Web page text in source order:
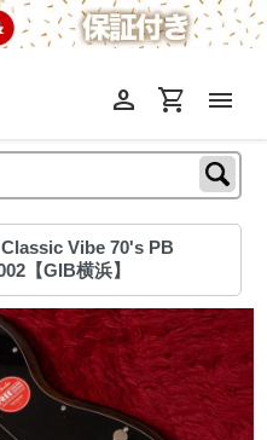
menu
shopping_cart
person
Vibe 70's PB
【GIB横浜】